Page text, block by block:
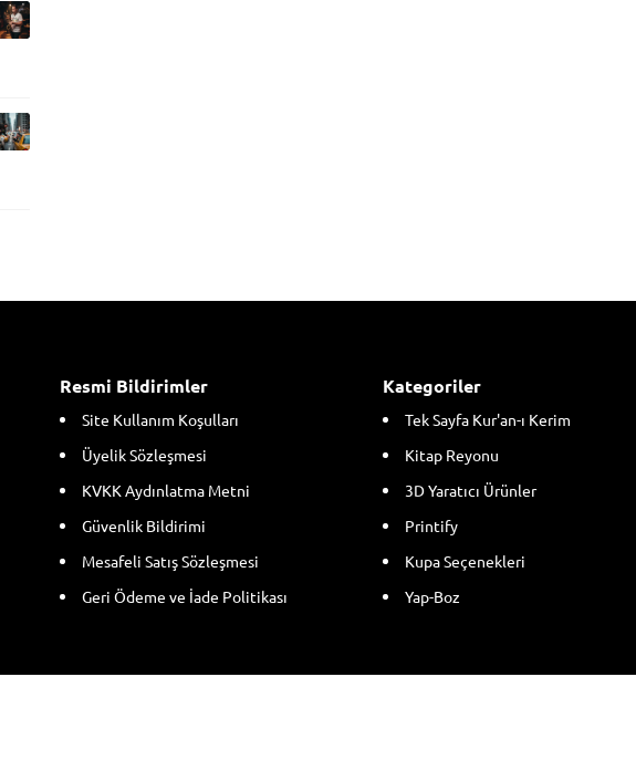
Resmi Bildirimler
Site Kullanım Koşulları
Üyelik Sözleşmesi
KVKK Aydınlatma Metni
Güvenlik Bildirimi
Mesafeli Satış Sözleşmesi
Geri Ödeme ve İade Politikası
Kategoriler
Tek Sayfa Kur'an-ı Kerim
Kitap Reyonu
3D Yaratıcı Ürünler
Printify
Kupa Seçenekleri
Yap-Boz